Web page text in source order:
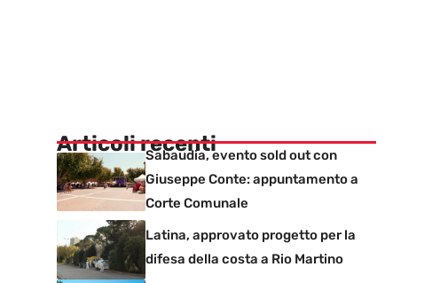
Articoli recentiSabaudia, evento sold out con
Giuseppe Conte: appuntamento a
Corte Comunale
Latina, approvato progetto per la
difesa della costa a Rio Martino